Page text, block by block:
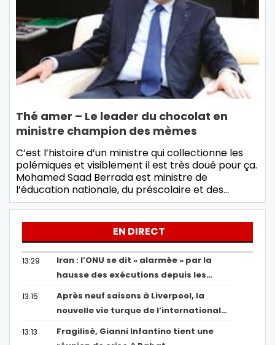
Thé amer – Le leader du chocolat en
ministre champion des mèmes
C’est l’histoire d’un ministre qui collectionne les
polémiques et visiblement il est très doué pour ça.
Mohamed Saad Berrada est ministre de
l’éducation nationale, du préscolaire et des…
EN DIRECT
13:29
Iran : l’ONU se dit « alarmée » par la
hausse des exécutions depuis les…
13:15
Après neuf saisons à Liverpool, la
nouvelle vie turque de l’international…
13:13
Fragilisé, Gianni Infantino tient une